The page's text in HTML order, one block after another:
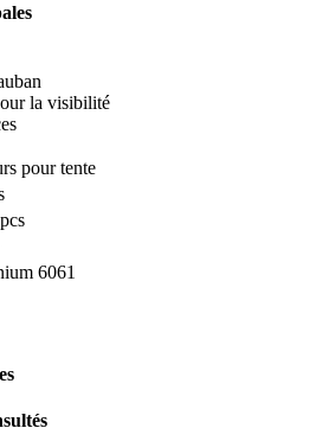
la visibilité
pour tente
6061